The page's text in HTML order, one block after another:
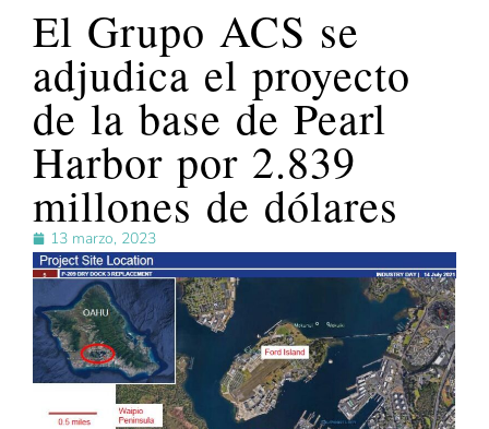
El Grupo ACS se
adjudica el proyecto
de la base de Pearl
Harbor por 2.839
millones de dólares
13 marzo, 2023